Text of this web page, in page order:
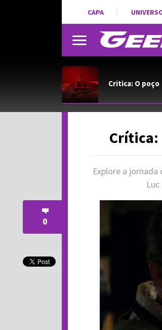
CAPA
Critica: O poço
Crítica:
Explore a
0